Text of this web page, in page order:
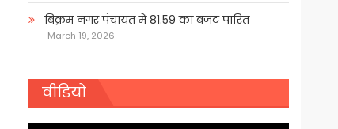
बिक्रम नगर पंचायत में 81.59 का बजट पारित
March 19, 2026
वीडियो